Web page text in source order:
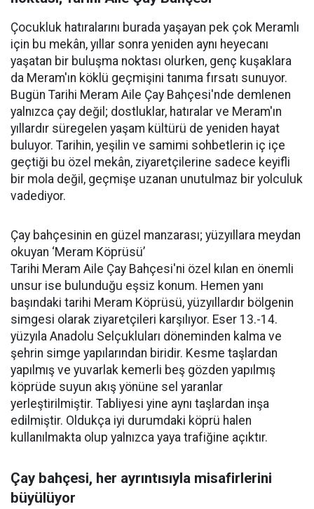
Çocukluk hatıralarını burada yaşayan pek çok Meramlı
için bu mekân, yıllar sonra yeniden aynı heyecanı
yaşatan bir buluşma noktası olurken, genç kuşaklara
da Meram'ın köklü geçmişini tanıma fırsatı sunuyor.
Bugün Tarihi Meram Aile Çay Bahçesi'nde demlenen
yalnızca çay değil; dostluklar, hatıralar ve Meram'ın
yıllardır süregelen yaşam kültürü de yeniden hayat
buluyor. Tarihin, yeşilin ve samimi sohbetlerin iç içe
geçtiği bu özel mekân, ziyaretçilerine sadece keyifli
bir mola değil, geçmişe uzanan unutulmaz bir yolculuk
vadediyor.
Çay bahçesinin en güzel manzarası; yüzyıllara meydan
okuyan ‘Meram Köprüsü’
Tarihi Meram Aile Çay Bahçesi'ni özel kılan en önemli
unsur ise bulunduğu eşsiz konum. Hemen yanı
başındaki tarihi Meram Köprüsü, yüzyıllardır bölgenin
simgesi olarak ziyaretçileri karşılıyor. Eser 13.-14.
yüzyıla Anadolu Selçukluları döneminden kalma ve
şehrin simge yapılarından biridir. Kesme taşlardan
yapılmış ve yuvarlak kemerli beş gözden yapılmış
köprüde suyun akış yönüne sel yaranlar
yerleştirilmiştir. Tabliyesi yine aynı taşlardan inşa
edilmiştir. Oldukça iyi durumdaki köprü halen
kullanılmakta olup yalnızca yaya trafiğine açıktır.
Çay bahçesi, her ayrıntısıyla misafirlerini
büyülüyor